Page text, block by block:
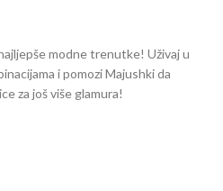
modne trenutke! Uživaj u
i pomozi Majushki da
za još više glamura!